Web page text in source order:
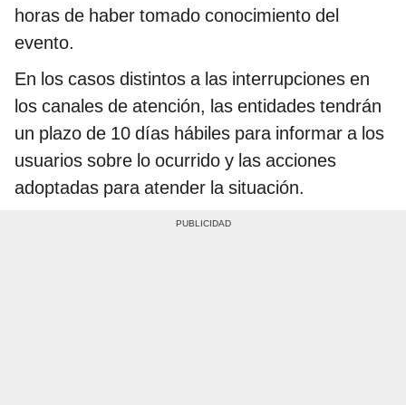
horas de haber tomado conocimiento del
evento.
En los casos distintos a las interrupciones en
los canales de atención, las entidades tendrán
un plazo de 10 días hábiles para informar a los
usuarios sobre lo ocurrido y las acciones
adoptadas para atender la situación.